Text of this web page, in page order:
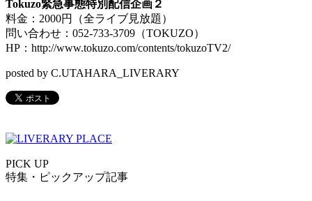
Tokuzo緊急事態特別配信企画２
料金：2000円（全ライブ見放題）
問い合わせ：052-733-3709（TOKUZO）
HP：http://www.tokuzo.com/contents/tokuzoTV2/
posted by C.UTAHARA_LIVERARY
PICK UP
特集・ピックアップ記事